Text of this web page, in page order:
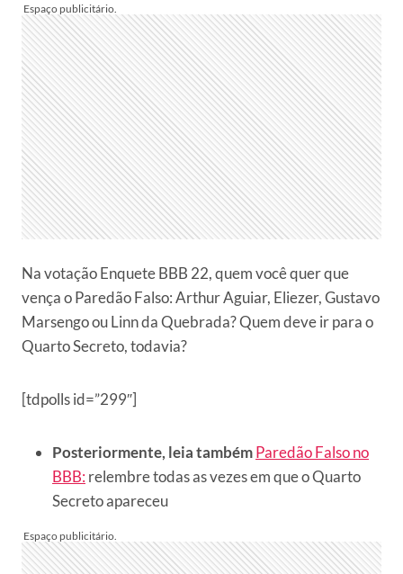
Na votação Enquete BBB 22, quem você quer que
vença o Paredão Falso: Arthur Aguiar, Eliezer, Gustavo
Marsengo ou Linn da Quebrada? Quem deve ir para o
Quarto Secreto, todavia?
[tdpolls id=”299″]
Posteriormente, leia tambémParedão Falso no
BBB: relembre todas as vezes em que o Quarto
Secreto apareceu